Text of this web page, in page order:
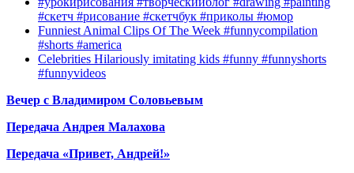
#скетч #рисование #скетчбук #приколы #юмор
Funniest Animal Clips Of The Week #funnycompilation
#shorts #america
Celebrities Hilariously imitating kids #funny #funnyshorts
#funnyvideos
Вечер с Владимиром Соловьевым
Передача Андрея Малахова
Передача «Привет, Андрей!»